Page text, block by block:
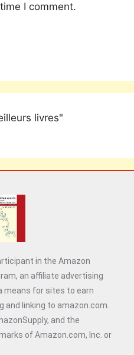
I comment.
livres"
in the Amazon
an affiliate advertising
means for sites to earn
and linking to amazon.com.
and the
of Amazon.com, Inc. or